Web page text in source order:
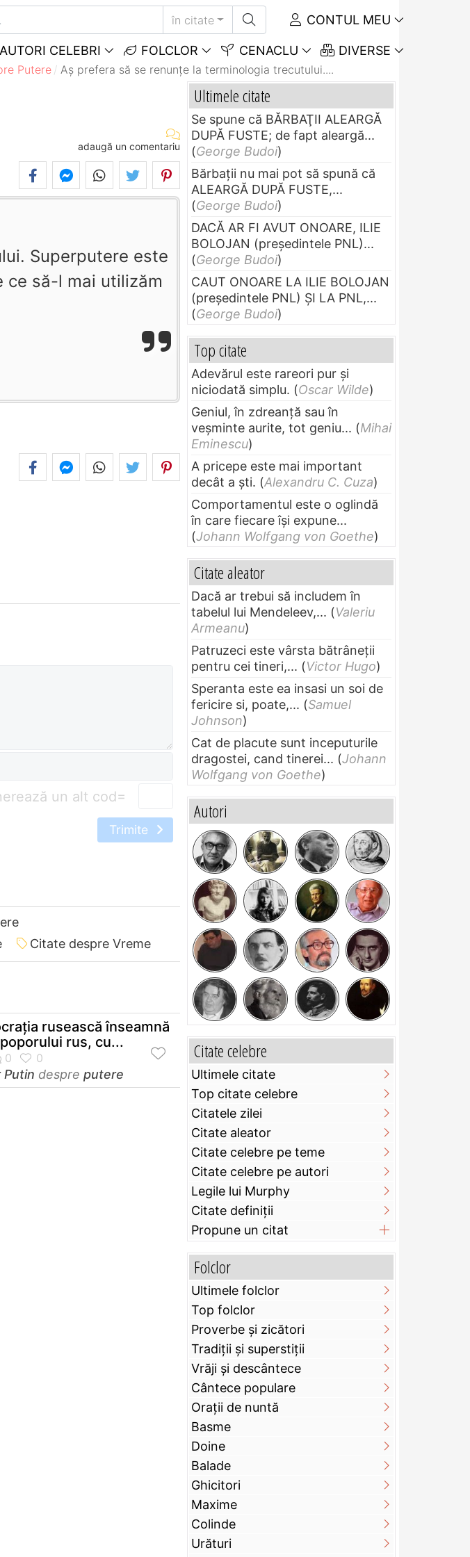
în citate CONTUL MEU
AUTORI CELEBRI FOLCLOR CENACLU DIVERSE
Putere Aş prefera să se renunţe la terminologia trecutului....
adaugă un comentariu
Superputere este
ce să-l mai utilizăm
=
Trimite
Citate despre Vreme
rusească înseamnă
rus, cu...
Putin despre putere
Ultimele citate
Se spune că BĂRBAŢII ALEARGĂ
DUPĂ FUSTE; de fapt aleargă...
(George Budoi)
Bărbaţii nu mai pot să spună că
ALEARGĂ DUPĂ FUSTE,...
(George Budoi)
DACĂ AR FI AVUT ONOARE, ILIE
BOLOJAN (preşedintele PNL)...
(George Budoi)
CAUT ONOARE LA ILIE BOLOJAN
(preşedintele PNL) ŞI LA PNL,...
(George Budoi)
Top citate
Adevărul este rareori pur și
niciodată simplu. (Oscar Wilde)
Geniul, în zdreanţă sau în
veşminte aurite, tot geniu... (Mihai
Eminescu)
A pricepe este mai important
decât a ști. (Alexandru C. Cuza)
Comportamentul este o oglindă
în care fiecare își expune...
(Johann Wolfgang von Goethe)
Citate aleator
Dacă ar trebui să includem în
tabelul lui Mendeleev,... (Valeriu
Armeanu)
Patruzeci este vârsta bătrâneții
pentru cei tineri,... (Victor Hugo)
Speranta este ea insasi un soi de
fericire si, poate,... (Samuel
Johnson)
Cat de placute sunt inceputurile
dragostei, cand tinerei... (Johann
Wolfgang von Goethe)
Autori
Citate celebre
Ultimele citate
Top citate celebre
Citatele zilei
Citate aleator
Citate celebre pe teme
Citate celebre pe autori
Legile lui Murphy
Citate definiţii
Propune un citat
Folclor
Ultimele folclor
Top folclor
Proverbe și zicători
Tradiții și superstiții
Vrăji și descântece
Cântece populare
Orații de nuntă
Basme
Doine
Balade
Ghicitori
Maxime
Colinde
Urături